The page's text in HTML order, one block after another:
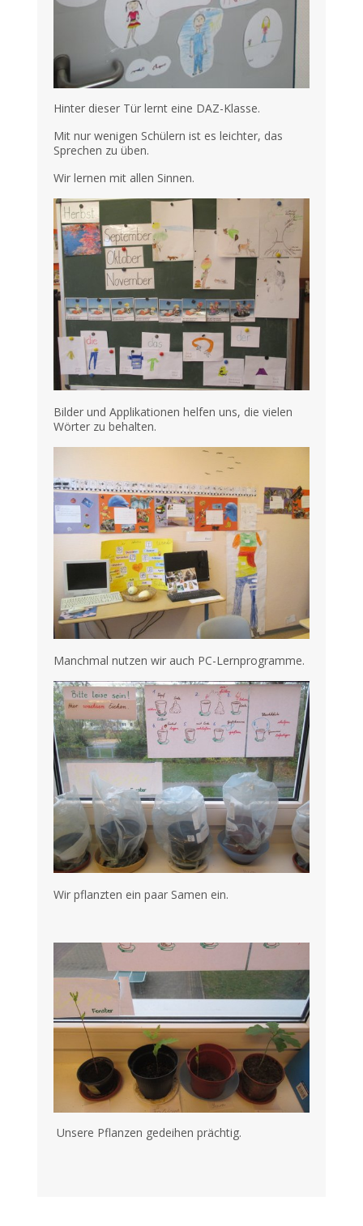
Hinter dieser Tür lernt eine DAZ-Klasse.
Mit nur wenigen Schülern ist es leichter, das
Sprechen zu üben.
Wir lernen mit allen Sinnen.
Bilder und Applikationen helfen uns, die vielen
Wörter zu behalten.
Manchmal nutzen wir auch PC-Lernprogramme.
Wir pflanzten ein paar Samen ein.
Unsere Pflanzen gedeihen prächtig.